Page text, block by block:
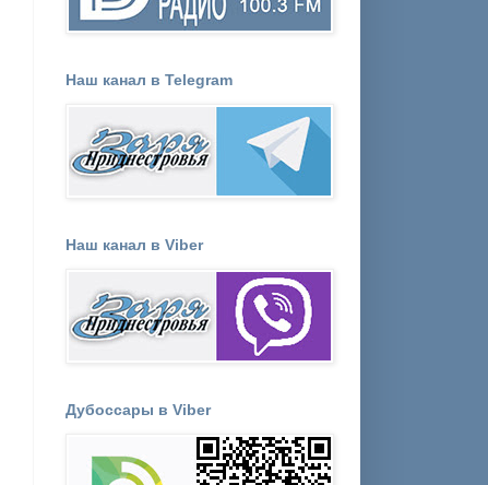
Наш канал в Telegram
Наш канал в Viber
Дубоссары в Viber